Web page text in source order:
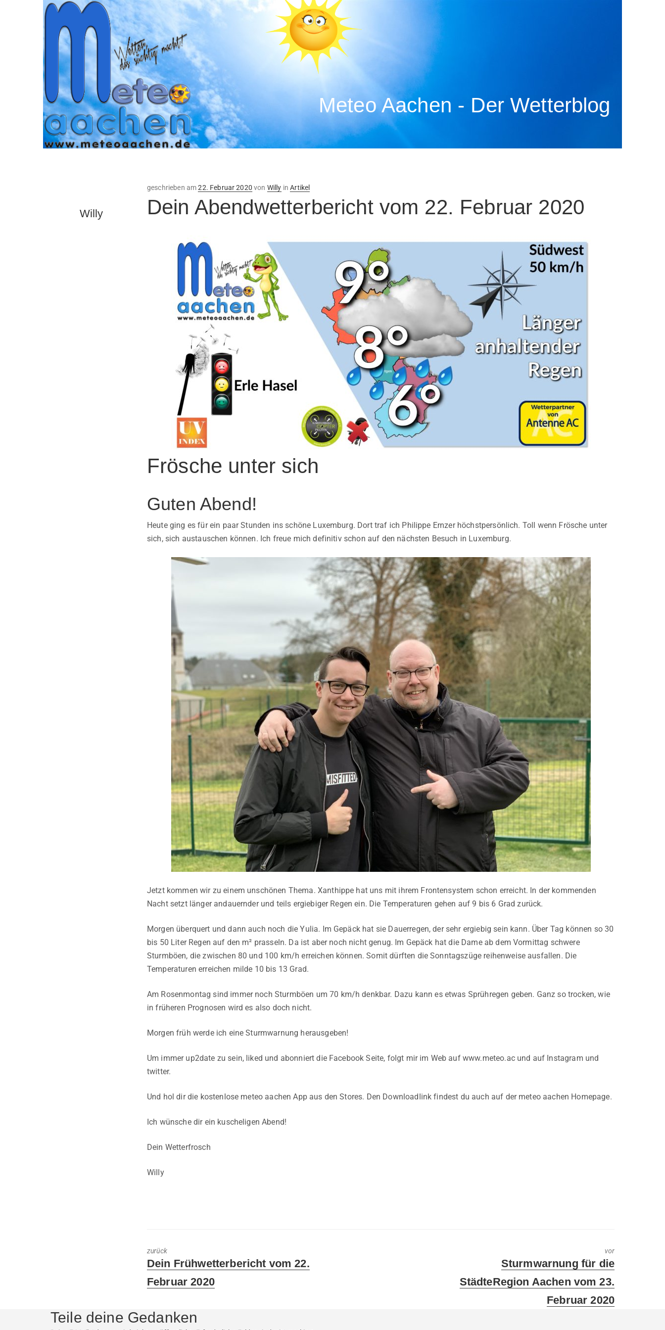
Meteo Aachen - Der Wetterblog
Willy
geschrieben amVeröffentlicht
am
22. Februar 2020 von Willy inArtikel
Dein Abendwetterbericht vom 22. Februar 2020
Frösche unter sich
Guten Abend!
Heute ging es für ein paar Stunden ins schöne Luxemburg. Dort traf ich Philippe Ernzer höchstpersönlich. Toll wenn Frösche unter
sich, sich austauschen können. Ich freue mich definitiv schon auf den nächsten Besuch in Luxemburg.
Jetzt kommen wir zu einem unschönen Thema. Xanthippe hat uns mit ihrem Frontensystem schon erreicht. In der kommenden
Nacht setzt länger andauernder und teils ergiebiger Regen ein. Die Temperaturen gehen auf 9 bis 6 Grad zurück.
Morgen überquert und dann auch noch die Yulia. Im Gepäck hat sie Dauerregen, der sehr ergiebig sein kann. Über Tag können so 30
bis 50 Liter Regen auf den m² prasseln. Da ist aber noch nicht genug. Im Gepäck hat die Dame ab dem Vormittag schwere
Sturmböen, die zwischen 80 und 100 km/h erreichen können. Somit dürften die Sonntagszüge reihenweise ausfallen. Die
Temperaturen erreichen milde 10 bis 13 Grad.
Am Rosenmontag sind immer noch Sturmböen um 70 km/h denkbar. Dazu kann es etwas Sprühregen geben. Ganz so trocken, wie
in früheren Prognosen wird es also doch nicht.
Morgen früh werde ich eine Sturmwarnung herausgeben!
Um immer up2date zu sein, liked und abonniert die Facebook Seite, folgt mir im Web auf www.meteo.ac und auf Instagram und
twitter.
Und hol dir die kostenlose meteo aachen App aus den Stores. Den Downloadlink findest du auch auf der meteo aachen Homepage.
Ich wünsche dir ein kuscheligen Abend!
Dein Wetterfrosch
Willy
zurück
Previous
Dein Frühwetterbericht vom 22.
Februar 2020
vor
Next
Sturmwarnung für die
StädteRegion Aachen vom 23.
Februar 2020
Teile deine Gedanken